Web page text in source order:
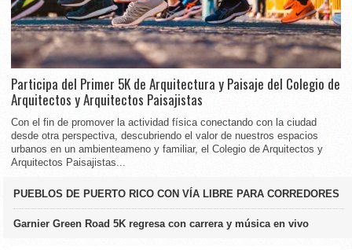
Participa del Primer 5K de Arquitectura y Paisaje del Colegio de
Arquitectos y Arquitectos Paisajistas
Con el fin de promover la actividad física conectando con la ciudad
desde otra perspectiva, descubriendo el valor de nuestros espacios
urbanos en un ambienteameno y familiar, el Colegio de Arquitectos y
Arquitectos Paisajistas...
PUEBLOS DE PUERTO RICO CON VÍA LIBRE PARA CORREDORES
Garnier Green Road 5K regresa con carrera y música en vivo